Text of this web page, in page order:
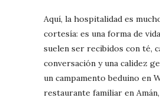
Aquí, la hospitalidad es
cortesía: es una forma de
suelen ser recibidos con té,
conversación y una calidez
un campamento beduino en
restaurante familiar en